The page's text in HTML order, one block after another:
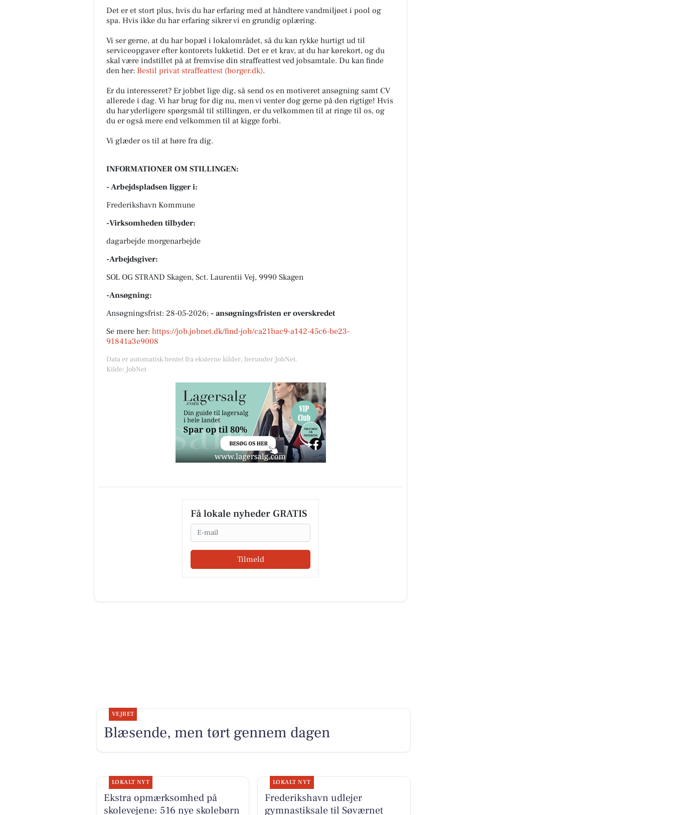
Det er et stort plus, hvis du har erfaring med at håndtere vandmiljøet i pool og
spa. Hvis ikke du har erfaring sikrer vi en grundig oplæring.
Vi ser gerne, at du har bopæl i lokalområdet, så du kan rykke hurtigt ud til
serviceopgaver efter kontorets lukketid. Det er et krav, at du har kørekort, og du
skal være indstillet på at fremvise din straffeattest ved jobsamtale. Du kan finde
den her: Bestil privat straffeattest (borger.dk).
Er du interesseret? Er jobbet lige dig, så send os en motiveret ansøgning samt CV
allerede i dag. Vi har brug for dig nu, men vi venter dog gerne på den rigtige! Hvis
du har yderligere spørgsmål til stillingen, er du velkommen til at ringe til os, og
du er også mere end velkommen til at kigge forbi.
Vi glæder os til at høre fra dig.
INFORMATIONER OM STILLINGEN:
- Arbejdspladsen ligger i:
Frederikshavn Kommune
-Virksomheden tilbyder:
dagarbejde morgenarbejde
-Arbejdsgiver:
SOL OG STRAND Skagen, Sct. Laurentii Vej, 9990 Skagen
-Ansøgning:
Ansøgningsfrist: 28-05-2026; - ansøgningsfristen er overskredet
Se mere her: https://job.jobnet.dk/find-job/ca21bac9-a142-45c6-be23-
91841a3e9008
Data er automatisk hentet fra eksterne kilder, herunder JobNet.
Kilde: JobNet
Få lokale nyheder GRATIS
Email
Tilmeld
VEJRET
Blæsende, men tørt gennem dagen
LOKALT NYT
Ekstra opmærksomhed på
skolevejene: 516 nye skolebørn
LOKALT NYT
Frederikshavn udlejer
gymnastiksale til Søværnet